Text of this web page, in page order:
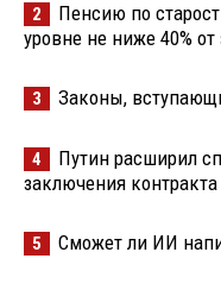
2
Пенсию по
уровне не ниже 40% от
3 Законы,
4
Путин расширил
заключения
5 Сможет ли ИИ